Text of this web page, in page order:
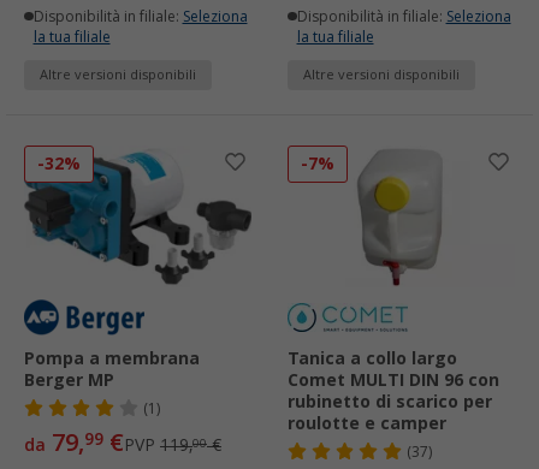
Disponibilità in filiale: Seleziona
la tua filiale
Altre versioni disponibili
Disponibilità in filiale: Seleziona
la tua filiale
Altre versioni disponibili
-32%
Pompa a membrana
Berger MP
(1)
da 79,99 €PVP 119,00€
-7%
Tanica a collo largo
Comet MULTI DIN 96 con
rubinetto di scarico per
roulotte e camper
(37)